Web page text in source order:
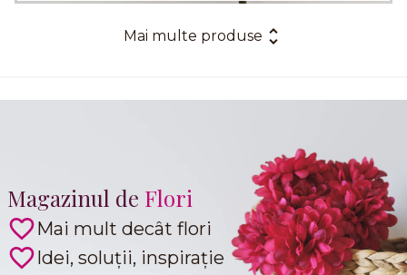
Mai multe produse
Magazinul de Flori
Mai mult decât flori
Idei, soluții, inspirație